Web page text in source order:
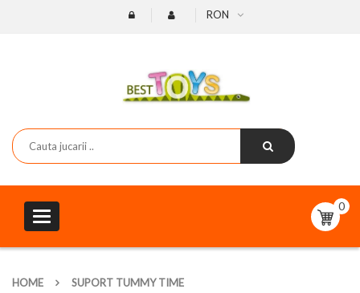
RON
Toggle
navigation
0
HOME SUPORT TUMMY TIME